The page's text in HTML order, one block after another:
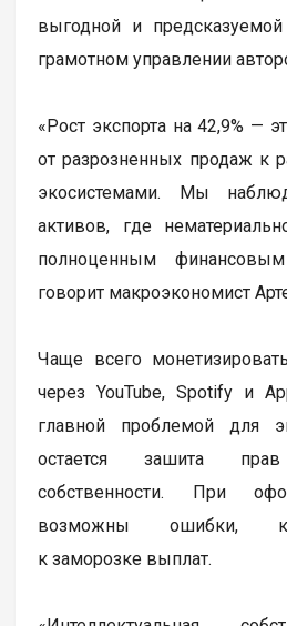
выгодной и
грамотном управлении
«Рост экспорта на 42,9% —
от разрозненных продаж к
экосистемами. Мы
активов, где
полноценным
говорит макроэкономист
Чаще всего
через YouTube, Spotify и
главной проблемой для
остается зашита прав
собственности. При
возможны ошибки,
к заморозке выплат.